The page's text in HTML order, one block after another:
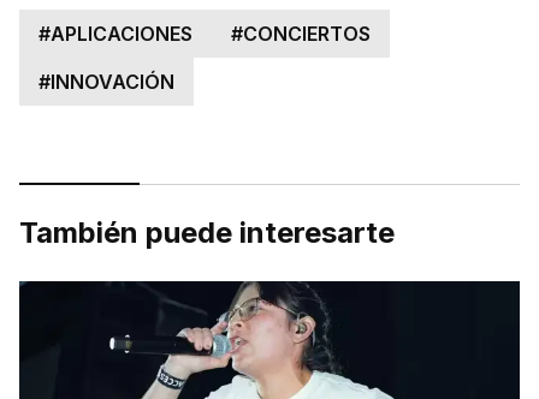
#APLICACIONES #CONCIERTOS
#INNOVACIÓN
También puede interesarte